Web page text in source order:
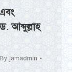
আব্দুল্লাহ
By jamadmin